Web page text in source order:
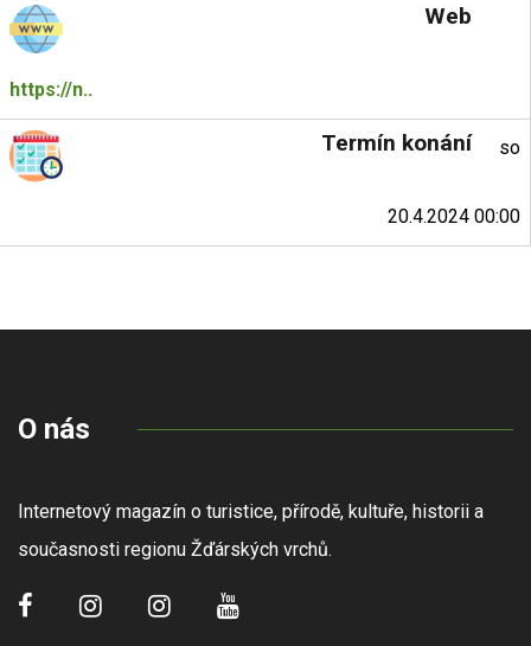
Web
https://n..
Termín konání so
20.4.2024 00:00
O nás
Internetový magazín o turistice, přírodě, kultuře, historii a
současnosti regionu Žďárských vrchů.